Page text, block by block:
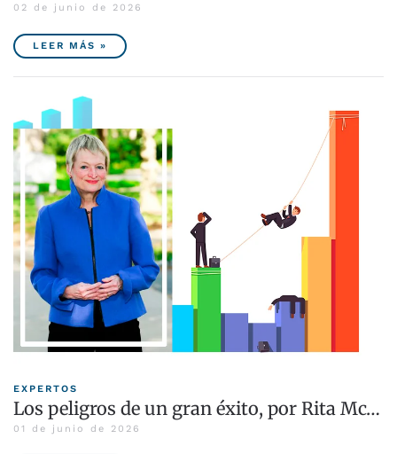
02 de junio de 2026
LEER MÁS »
EXPERTOS
Los peligros de un gran éxito, por Rita Mc…
01 de junio de 2026